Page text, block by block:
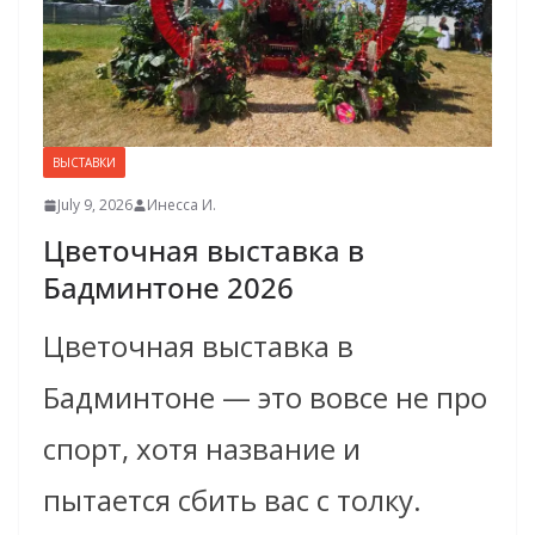
ВЫСТАВКИ
July 9, 2026 Инесса И.
Цветочная выставка в
Бадминтоне 2026
Цветочная выставка в
Бадминтоне — это вовсе не про
спорт, хотя название и
пытается сбить вас с толку.